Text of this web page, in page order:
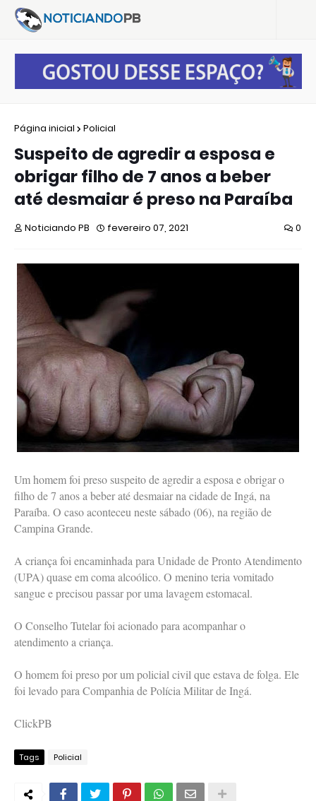
Página inicial Policial
Suspeito de agredir a esposa e
obrigar filho de 7 anos a beber
até desmaiar é preso na Paraíba
Noticiando PB fevereiro 07, 2021 0
Um homem foi preso suspeito de agredir a esposa e obrigar o
filho de 7 anos a beber até desmaiar na cidade de Ingá, na
Paraíba. O caso aconteceu neste sábado (06), na região de
Campina Grande.
A criança foi encaminhada para Unidade de Pronto Atendimento
(UPA) quase em coma alcoólico. O menino teria vomitado
sangue e precisou passar por uma lavagem estomacal.
O Conselho Tutelar foi acionado para acompanhar o
atendimento a criança.
O homem foi preso por um policial civil que estava de folga. Ele
foi levado para Companhia de Polícia Militar de Ingá.
ClickPB
Tags Policial